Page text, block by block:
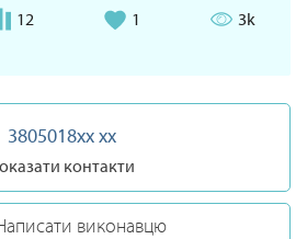
12
1 3k
3805018xx xx
контакти
виконавцю